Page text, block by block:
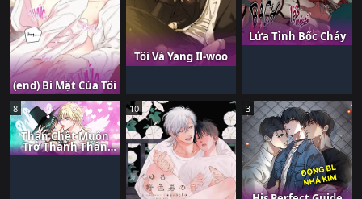
(end) Bí Mật Của Tôi
Tôi Và Yang Il-woo
Lửa Tình Bốc Cháy
8
Thần Chết Muốn
Trở Thành Thần
Tình yêu!
10 3